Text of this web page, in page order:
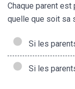
Chaque parent
quelle que soit sa
Si les
Si les